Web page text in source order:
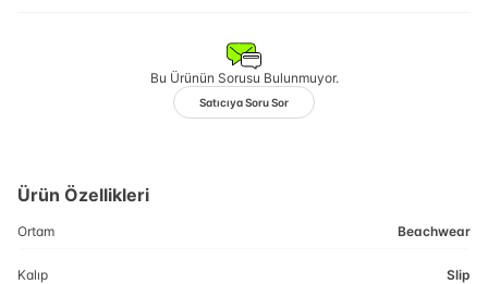
Bu Ürünün Sorusu Bulunmuyor.
Satıcıya Soru Sor
Ürün Özellikleri
Ortam Beachwear
Kalıp Slip